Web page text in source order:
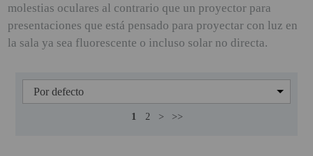
PINBALL VIRTUAL
PIZARRAS INTERACTIVAS
PROYECTOR FULLHD Y HD
PROYECTOR CON TDT
molestias oculares al contrario que un proyector para
presentaciones que está pensado para proyectar con luz en
la sala ya sea fluorescente o incluso solar no directa.
1 2 > >>